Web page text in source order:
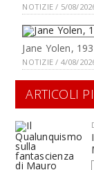
NOTIZIE / 5/08/
Jane Yolen,
NOTIZIE / 4/08/
ARTICOLI